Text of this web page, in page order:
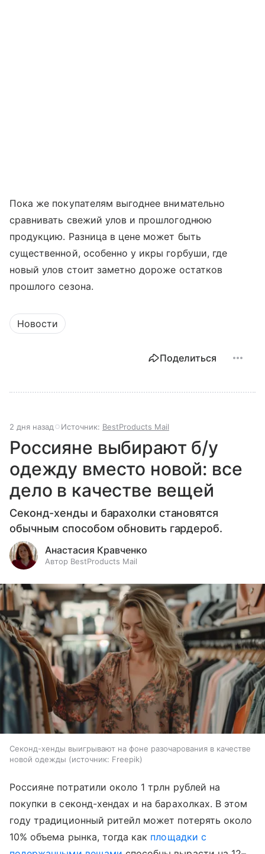
Пока же покупателям выгоднее внимательно
сравнивать свежий улов и прошлогоднюю
продукцию. Разница в цене может быть
существенной, особенно у икры горбуши, где
новый улов стоит заметно дороже остатков
прошлого сезона.
Новости
Поделиться
2 дня назад Источник: BestProducts Mail
Россияне выбирают б/у
одежду вместо новой: все
дело в качестве вещей
Секонд-хенды и барахолки становятся
обычным способом обновить гардероб.
Анастасия Кравченко
Автор BestProducts Mail
Секонд-хенды выигрывают на фоне разочарования в качестве
новой одежды
источник: Freepik
Россияне потратили около 1 трлн рублей на
покупки в секонд-хендах и на барахолках. В этом
году традиционный ритейл может потерять около
10% объема рынка, тогда как площадки с